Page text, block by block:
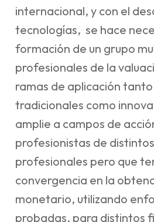
internacional, y con el
tecnologías, se hace
formación de un grupo
profesionales de la
ramas de aplicación
tradicionales como
amplie a campos de
profesionistas de
profesionales pero que
convergencia en la
monetario, utilizando
probadas, para distintos